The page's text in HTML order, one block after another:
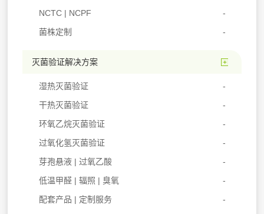
NCTC | NCPF
菌株定制
灭菌验证解决方案
湿热灭菌验证
干热灭菌验证
环氧乙烷灭菌验证
过氧化氢灭菌验证
芽孢悬液 | 过氧乙酸
低温甲醛 | 辐照 | 臭氧
配套产品 | 定制服务